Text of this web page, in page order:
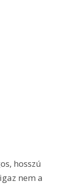
hosszú
nem a